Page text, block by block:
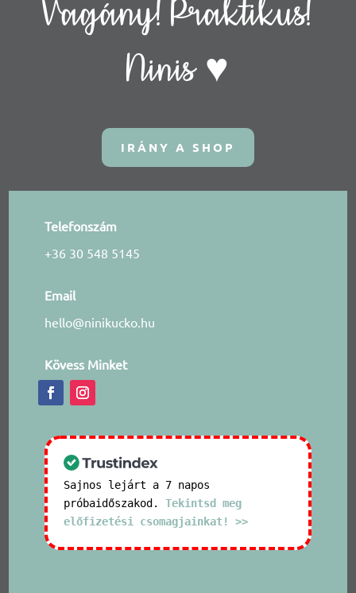
Vagány! Praktikus!
Ninis ♥
IRÁNY A SHOP
Telefonszám
+36 30 548 5145
Email
hello@ninikucko.hu
Kövess Minket
Sajnos lejárt a 7 napos
próbaidőszakod. Tekintsd meg
előfizetési csomagjainkat! >>